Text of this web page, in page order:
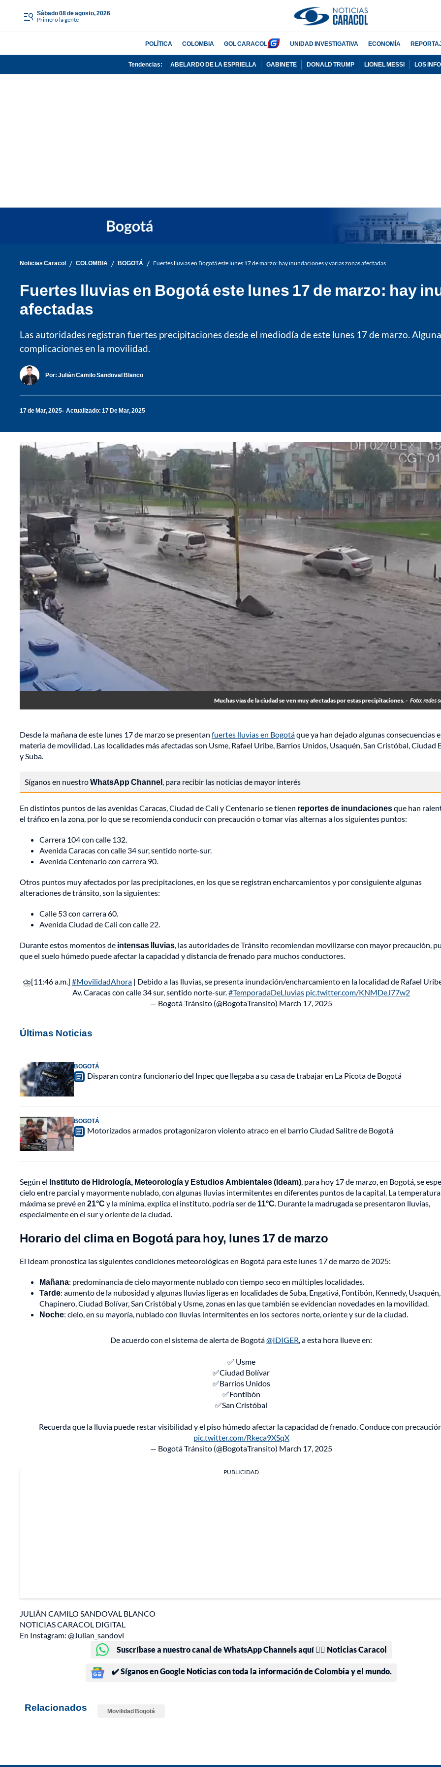
sábado 08 de agosto, 2026
Primero la gente
POLÍTICA COLOMBIA GOL CARACOL UNIDAD INVESTIGATIVA ECONOMÍA
Tendencias: ABELARDO DE LA ESPRIELLA GABINETE DONALD TRUMP LIONEL MESSI LOS
Noticias Caracol / COLOMBIA / BOGOTÁ / Fuertes lluvias en Bogotá este lunes 17 de marzo: hay inundaciones y varias zonas afectadas
Fuertes lluvias en Bogotá este lunes 17 de marzo: hay
afectadas
Las autoridades registran fuertes precipitaciones desde el mediodía de este lunes 17 de marzo.
complicaciones en la movilidad.
Por: Julián Camilo Sandoval Blanco
17 de Mar, 2025 Actualizado: 17 De Mar, 2025
Muchas vías de la ciudad se ven muy afectadas por estas precipitaciones. - Foto: redes
Desde la mañana de este lunes 17 de marzo se presentan fuertes lluvias en Bogotáque ya han dejado algunas consecuencias
materia de movilidad. Las localidades más afectadas son Usme, Rafael Uribe, Barrios Unidos, Usaquén, San Cristóbal, Ciudad
y Suba.
Síganos en nuestroWhatsApp Channel, para recibir las noticias de mayor interés
En distintos puntos de las avenidas Caracas, Ciudad de Cali y Centenario se tienen reportes de inundacionesque han
el tráfico en la zona, por lo que se recomienda conducir con precaución o tomar vías alternas a los siguientes puntos:
Carrera 104 con calle 132.
Avenida Caracas con calle 34 sur, sentido norte-sur.
Avenida Centenario con carrera 90.
Otros puntos muy afectados por las precipitaciones, en los que se registran encharcamientos y por consiguiente algunas
alteraciones de tránsito, son la siguientes:
Calle 53 con carrera 60.
Avenida Ciudad de Cali con calle 22.
Durante estos momentos de intensas lluvias, las autoridades de Tránsito recomiendan movilizarse con mayor precaución,
que el suelo húmedo puede afectar la capacidad y distancia de frenado para muchos conductores.
⛈️[11:46 a.m.] #MovilidadAhora | Debido a las lluvias, se presenta inundación/encharcamiento en la localidad de Rafael
Av. Caracas con calle 34 sur, sentido norte-sur.#TemporadaDeLluvias pic.twitter.com/KNMDeJ77w2
— Bogotá Tránsito (@BogotaTransito) March 17, 2025
Últimas Noticias
BOGOTÁ
Disparan contra funcionario del Inpec que llegaba a su casa de trabajar en La Picota de Bogotá
BOGOTÁ
Motorizados armados protagonizaron violento atraco en el barrio Ciudad Salitre de Bogotá
Según el Instituto de Hidrología, Meteorología y Estudios Ambientales (Ideam), para hoy 17 de marzo, en Bogotá, se
cielo entre parcial y mayormente nublado, con algunas lluvias intermitentes en diferentes puntos de la capital. La temperatura
máxima se prevé en 21°C y la mínima, explica el instituto, podría ser de 11°C. Durante la madrugada se presentaron lluvias,
especialmente en el sur y oriente de la ciudad.
Horario del clima en Bogotá para hoy, lunes 17 de marzo
El Ideam pronostica las siguientes condiciones meteorológicas en Bogotá para este lunes 17 de marzo de 2025:
Mañana: predominancia de cielo mayormente nublado con tiempo seco en múltiples localidades.
Tarde: aumento de la nubosidad y algunas lluvias ligeras en localidades de Suba, Engativá, Fontibón, Kennedy, Usaquén,
Chapinero, Ciudad Bolívar, San Cristóbal y Usme, zonas en las que también se evidencian novedades en la movilidad.
Noche: cielo, en su mayoría, nublado con lluvias intermitentes en los sectores norte, oriente y sur de la ciudad.
De acuerdo con el sistema de alerta de Bogotá@IDIGER, a esta hora llueve en:
✅ Usme
✅Ciudad Bolívar
✅Barrios Unidos
✅Fontibón
✅San Cristóbal
Recuerda que la lluvia puede restar visibilidad y el piso húmedo afectar la capacidad de frenado. Conduce con
pic.twitter.com/Rkeca9XSqX
— Bogotá Tránsito (@BogotaTransito) March 17, 2025
PUBLICIDAD
JULIÁN CAMILO SANDOVAL BLANCO
NOTICIAS CARACOL DIGITAL
En Instagram: @Julian_sandovl
Suscríbase a nuestro canal de WhatsApp Channels aquí 👉🏻 Noticias Caracol
✔️ Síganos en Google Noticias con toda la información de Colombia y el mundo.
Relacionados Movilidad Bogotá